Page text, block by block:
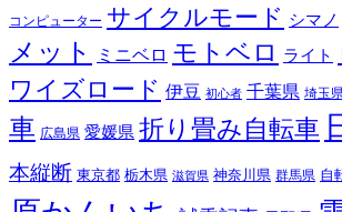
コンピューター サイクルモード シマノ
メット
ミニベロ モトベロ ライト
ワイズロード 伊豆 初心者 千葉県 埼玉
車 広島県 愛媛県 折り畳み自転車
本縦断 東京都 栃木県 滋賀県 神奈川県 群馬県 自